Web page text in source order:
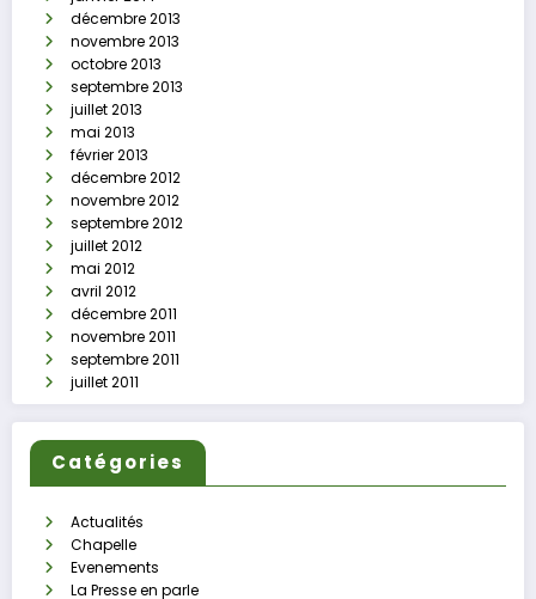
décembre 2013
novembre 2013
octobre 2013
septembre 2013
juillet 2013
mai 2013
février 2013
décembre 2012
novembre 2012
septembre 2012
juillet 2012
mai 2012
avril 2012
décembre 2011
novembre 2011
septembre 2011
juillet 2011
Catégories
Actualités
Chapelle
Evenements
La Presse en parle